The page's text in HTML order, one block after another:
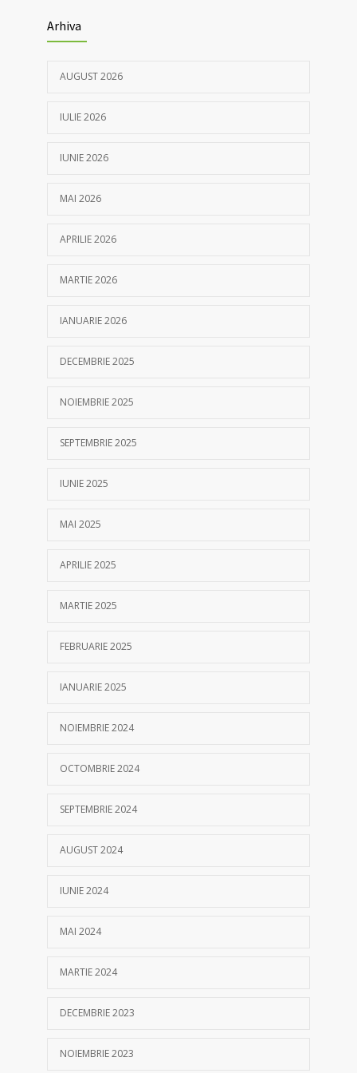
Arhiva
AUGUST 2026
IULIE 2026
IUNIE 2026
MAI 2026
APRILIE 2026
MARTIE 2026
IANUARIE 2026
DECEMBRIE 2025
NOIEMBRIE 2025
SEPTEMBRIE 2025
IUNIE 2025
MAI 2025
APRILIE 2025
MARTIE 2025
FEBRUARIE 2025
IANUARIE 2025
NOIEMBRIE 2024
OCTOMBRIE 2024
SEPTEMBRIE 2024
AUGUST 2024
IUNIE 2024
MAI 2024
MARTIE 2024
DECEMBRIE 2023
NOIEMBRIE 2023